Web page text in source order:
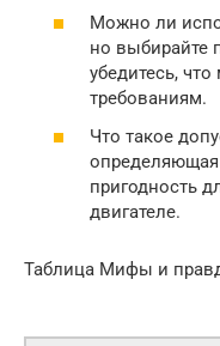
Можно ли
но выбирайте
убедитесь,
требованиям.
Что такое
определяющая
пригодность
двигателе.
Таблица Мифы и